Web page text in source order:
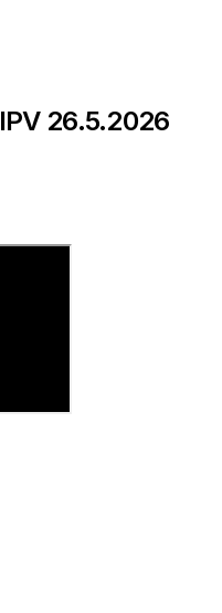
26.5.2026